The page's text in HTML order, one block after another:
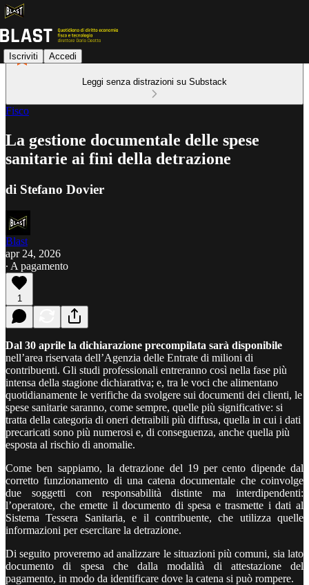
Iscriviti Accedi
Leggi senza distrazioni su Substack
Fisco
La gestione documentale delle spese
sanitarie ai fini della detrazione
di Stefano Dovier
Blast
apr 24, 2026
∙ A pagamento
1
Dal 30 aprile la dichiarazione precompilata sarà disponibile
nell’area riservata dell’Agenzia delle Entrate di milioni di
contribuenti. Gli studi professionali entreranno così nella fase più
intensa della stagione dichiarativa; e, tra le voci che alimentano
quotidianamente le verifiche da svolgere sui documenti dei clienti, le
spese sanitarie saranno, come sempre, quelle più significative: si
tratta della categoria di oneri detraibili più diffusa, quella in cui i dati
precaricati sono più numerosi e, di conseguenza, anche quella più
esposta al rischio di anomalie.
Come ben sappiamo, la detrazione del 19 per cento dipende dal
corretto funzionamento di una catena documentale che coinvolge
due soggetti con responsabilità distinte ma interdipendenti:
l’operatore, che emette il documento di spesa e trasmette i dati al
Sistema Tessera Sanitaria, e il contribuente, che utilizza quelle
informazioni per esercitare la detrazione.
Di seguito proveremo ad analizzare le situazioni più comuni, sia lato
documento di spesa che dalla modalità di attestazione del
pagamento, in modo da identificare dove la catena si può rompere.